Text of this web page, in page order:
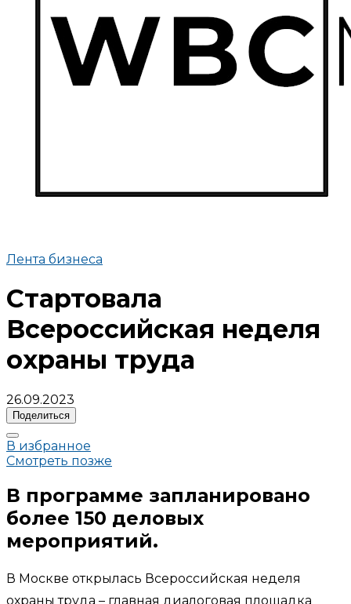
Лента бизнеса
Стартовала
Всероссийская неделя
охраны труда
26.09.2023
Поделиться
В избранное
Смотреть позже
В программе запланировано
более 150 деловых
мероприятий.
В Москве открылась Всероссийская неделя
охраны труда – главная диалоговая площадка